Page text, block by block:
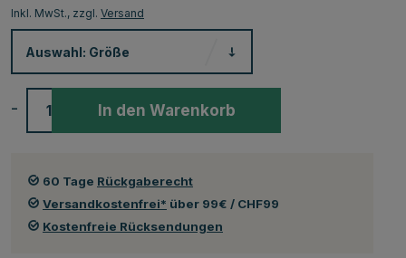
Inkl. MwSt., zzgl. Versand
Auswahl: Größe
- In den Warenkorb
60 Tage Rückgaberecht
Versandkostenfrei* über 99€ / CHF99
Kostenfreie Rücksendungen